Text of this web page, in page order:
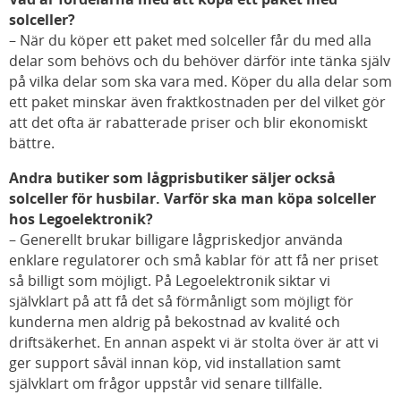
solceller?
– När du köper ett paket med solceller får du med alla
delar som behövs och du behöver därför inte tänka själv
på vilka delar som ska vara med. Köper du alla delar som
ett paket minskar även fraktkostnaden per del vilket gör
att det ofta är rabatterade priser och blir ekonomiskt
bättre.
Andra butiker som lågprisbutiker säljer också
solceller för husbilar. Varför ska man köpa solceller
hos Legoelektronik?
– Generellt brukar billigare lågpriskedjor använda
enklare regulatorer och små kablar för att få ner priset
så billigt som möjligt. På Legoelektronik siktar vi
självklart på att få det så förmånligt som möjligt för
kunderna men aldrig på bekostnad av kvalité och
driftsäkerhet. En annan aspekt vi är stolta över är att vi
ger support såväl innan köp, vid installation samt
självklart om frågor uppstår vid senare tillfälle.